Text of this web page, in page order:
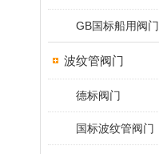
GB国标船用阀门
波纹管阀门
德标阀门
国标波纹管阀门